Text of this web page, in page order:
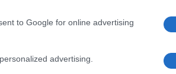
to Google for online advertising
advertising.